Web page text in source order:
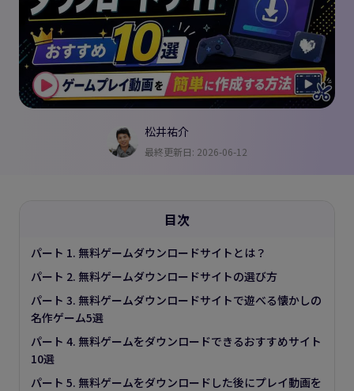
松井祐介
最終更新日: 2026-06-12
目次
パート 1. 無料ゲームダウンロードサイトとは？
パート 2. 無料ゲームダウンロードサイトの選び方
パート 3. 無料ゲームダウンロードサイトで遊べる懐かしの
名作ゲーム5選
パート 4. 無料ゲームをダウンロードできるおすすめサイト
10選
パート 5. 無料ゲームをダウンロードした後にプレイ動画を